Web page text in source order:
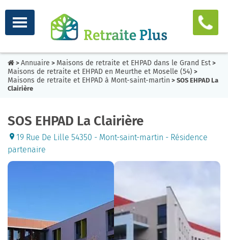
> Annuaire > Maisons de retraite et EHPAD dans le Grand Est >
Maisons de retraite et EHPAD en Meurthe et Moselle (54) >
Maisons de retraite et EHPAD à Mont-saint-martin > SOS EHPAD La
Clairière
SOS EHPAD La Clairière
19 Rue De Lille 54350 - Mont-saint-martin - Résidence
partenaire